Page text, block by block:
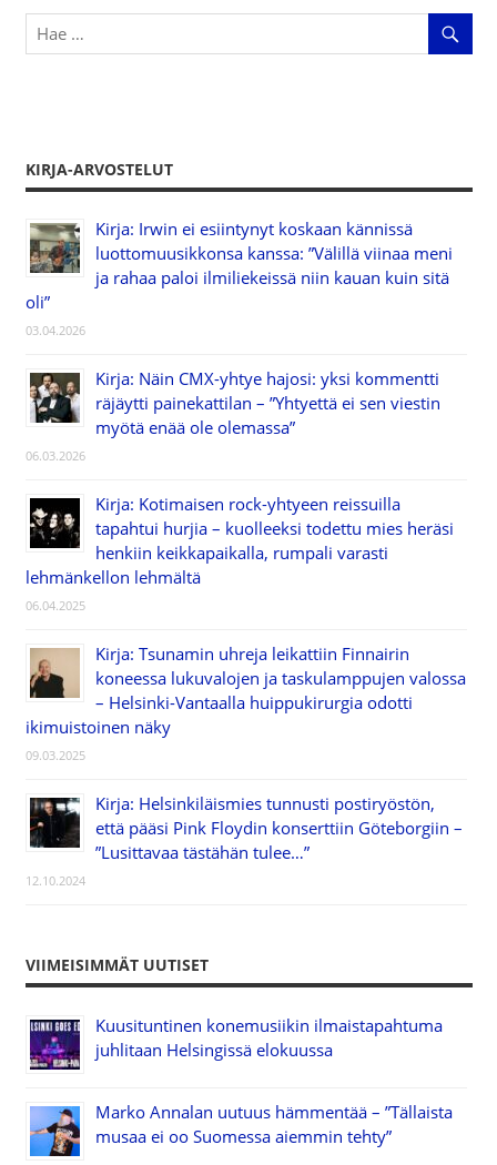
KIRJA-ARVOSTELUT
Kirja: Irwin ei esiintynyt koskaan kännissä
luottomuusikkonsa kanssa: ”Välillä viinaa meni
ja rahaa paloi ilmiliekeissä niin kauan kuin sitä
oli”
03.04.2026
Kirja: Näin CMX-yhtye hajosi: yksi kommentti
räjäytti painekattilan – ”Yhtyettä ei sen viestin
myötä enää ole olemassa”
06.03.2026
Kirja: Kotimaisen rock-yhtyeen reissuilla
tapahtui hurjia – kuolleeksi todettu mies heräsi
henkiin keikkapaikalla, rumpali varasti
lehmänkellon lehmältä
06.04.2025
Kirja: Tsunamin uhreja leikattiin Finnairin
koneessa lukuvalojen ja taskulamppujen valossa
– Helsinki-Vantaalla huippukirurgia odotti
ikimuistoinen näky
09.03.2025
Kirja: Helsinkiläismies tunnusti postiryöstön,
että pääsi Pink Floydin konserttiin Göteborgiin –
”Lusittavaa tästähän tulee…”
12.10.2024
VIIMEISIMMÄT UUTISET
Kuusituntinen konemusiikin ilmaistapahtuma
juhlitaan Helsingissä elokuussa
Marko Annalan uutuus hämmentää – ”Tällaista
musaa ei oo Suomessa aiemmin tehty”